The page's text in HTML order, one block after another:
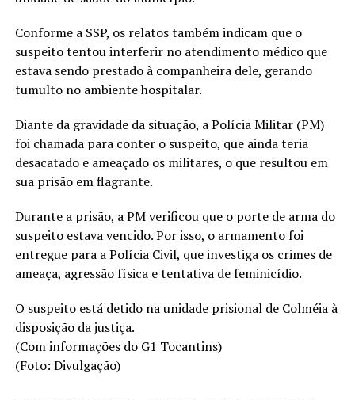
Conforme a SSP, os relatos também indicam que o
suspeito tentou interferir no atendimento médico que
estava sendo prestado à companheira dele, gerando
tumulto no ambiente hospitalar.
Diante da gravidade da situação, a Polícia Militar (PM)
foi chamada para conter o suspeito, que ainda teria
desacatado e ameaçado os militares, o que resultou em
sua prisão em flagrante.
Durante a prisão, a PM verificou que o porte de arma do
suspeito estava vencido. Por isso, o armamento foi
entregue para a Polícia Civil, que investiga os crimes de
ameaça, agressão física e tentativa de feminicídio.
O suspeito está detido na unidade prisional de Colméia à
disposição da justiça.
(Com informações do G1 Tocantins)
(Foto: Divulgação)